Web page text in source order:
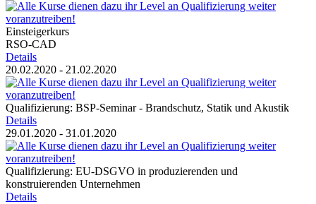
Einsteigerkurs
RSO-CAD
Details
20.02.2020 - 21.02.2020
Qualifizierung: BSP-Seminar - Brandschutz, Statik und Akustik
Details
29.01.2020 - 31.01.2020
Qualifizierung: EU-DSGVO in produzierenden und
konstruierenden Unternehmen
Details